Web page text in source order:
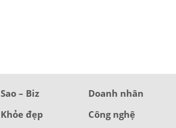
Sao – Biz
Doanh nhân
Khỏe đẹp
Công nghệ